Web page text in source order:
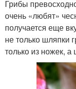
Грибы
очень «любят»
получается еще
не только шляпки
только из ножек,